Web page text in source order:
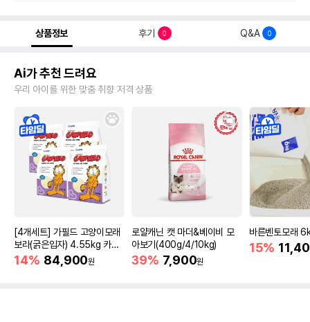
상품정보 후기 0 Q&A 0
Ai가 추천 드려요
우리 아이를 위한 맞춤 취향 저격 상품
[4개세트] 가필드 고양이모래
보라(굵은입자) 4.55kg 카사
바모래
14% 84,900원
로얄캐닌 캣 마더&베이비 모
아보기(400g/4/10kg)
39% 7,900원
바른벤토모래
15%